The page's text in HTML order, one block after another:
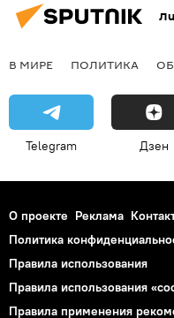
В МИРЕ ПОЛИТИКА
Telegram Дзен
О проекте Реклама
Политика
Правила использования
Правила использования
Правила применения